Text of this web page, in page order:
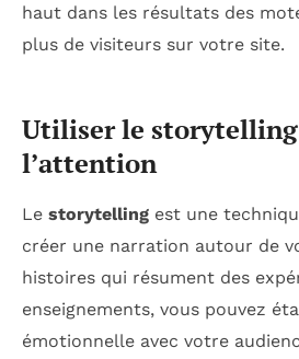
haut dans les résultats des
plus de visiteurs sur votre site.
Utiliser le
l’attention
Le storytelling est une
créer une narration autour de
histoires qui résument des
enseignements, vous pouvez
émotionnelle avec votre